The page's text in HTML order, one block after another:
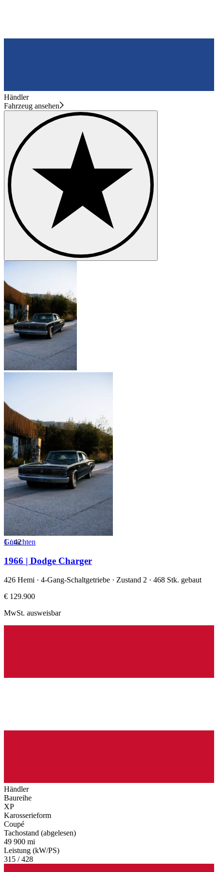
Händler
Fahrzeug ansehen
1/42
Gutachten
1966 | Dodge Charger
426 Hemi · 4-Gang-Schaltgetriebe · Zustand 2 · 468 Stk. gebaut
€ 129.900
MwSt. ausweisbar
Händler
Baureihe
XP
Karosserieform
Coupé
Tachostand (abgelesen)
49 900 mi
Leistung (kW/PS)
315 / 428